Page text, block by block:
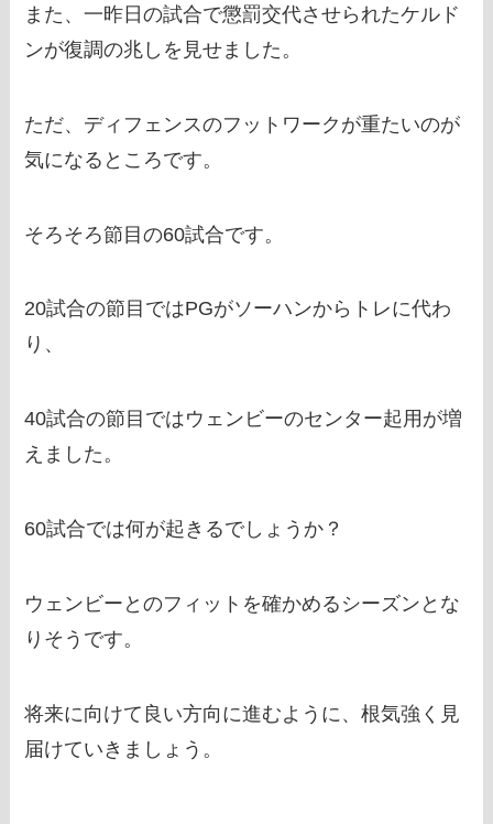
また、一昨日の試合で懲罰交代させられたケルド
ンが復調の兆しを見せました。
ただ、ディフェンスのフットワークが重たいのが
気になるところです。
そろそろ節目の60試合です。
20試合の節目ではPGがソーハンからトレに代わ
り、
40試合の節目ではウェンビーのセンター起用が増
えました。
60試合では何が起きるでしょうか？
ウェンビーとのフィットを確かめるシーズンとな
りそうです。
将来に向けて良い方向に進むように、根気強く見
届けていきましょう。